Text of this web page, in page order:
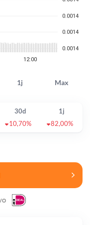
1j Max
30d
1j
10,70% 82,00%